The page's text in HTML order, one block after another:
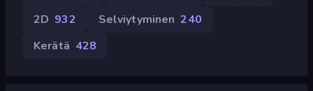
2D 932 Selviytyminen 240
Kerätä 428